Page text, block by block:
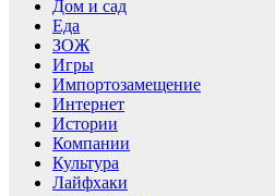
Дом и сад
Еда
ЗОЖ
Игры
Импортозамещение
Интернет
Истории
Компании
Культура
Лайфхаки